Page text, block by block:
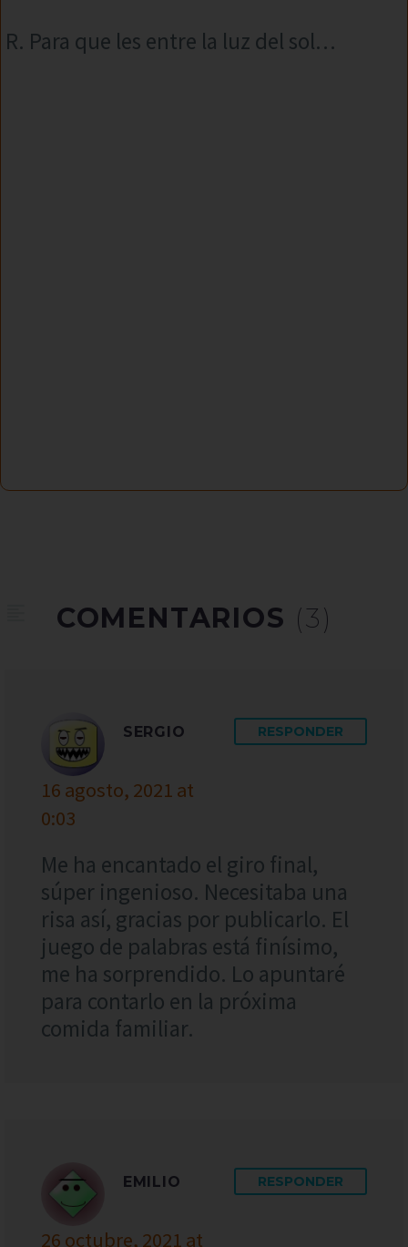
R. Para que les entre la luz del sol…
COMENTARIOS (3)
SERGIO
16 agosto, 2021 at
0:03
RESPONDER
Me ha encantado el giro final,
súper ingenioso. Necesitaba una
risa así, gracias por publicarlo. El
juego de palabras está finísimo,
me ha sorprendido. Lo apuntaré
para contarlo en la próxima
comida familiar.
EMILIO
26 octubre, 2021 at
RESPONDER